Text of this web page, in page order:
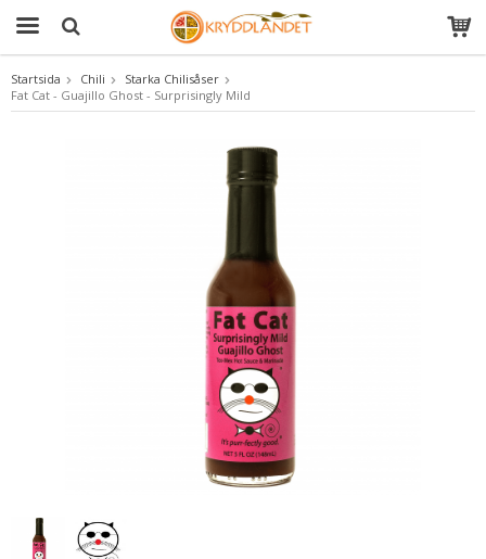
Produkten har blivit tillagd i varukorgen
Startsida Chili
Starka Chilisåser
Fat Cat - Guajillo Ghost - Surprisingly Mild